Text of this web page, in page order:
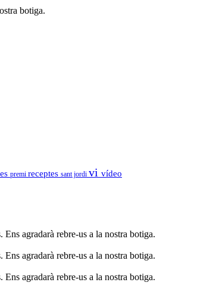
botiga.
premi receptes sant jordi vi vídeo
agradarà rebre-us a la nostra botiga.
agradarà rebre-us a la nostra botiga.
agradarà rebre-us a la nostra botiga.